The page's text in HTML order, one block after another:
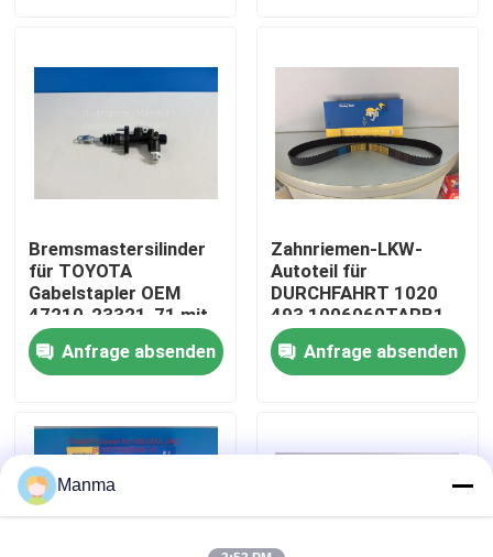
Fabrik-Ausflug
Qualitätskontrolle
Treten Sie mit uns in Verbindung
Fordern Sie ein Zitat
ISUZU Truck Parts
Bremsmastersilinder
für TOYOTA
Gabelstapler OEM
47210-23321-71 mit
einfacher Montage
Anfrage absenden
Zahnriemen-LKW-
Autoteil für
DURCHFAHRT 1020
493 1006060TARB1
JMC 1040
Anfrage absenden
Manma